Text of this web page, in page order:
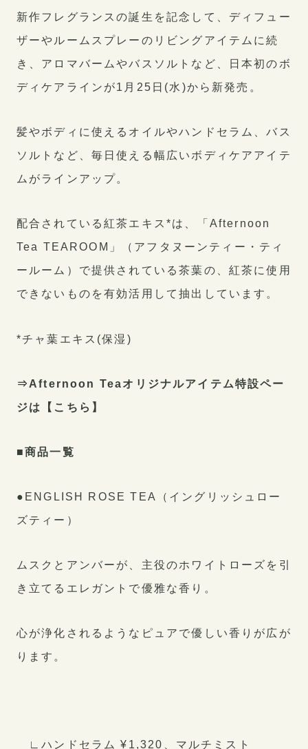
新作フレグランスの誕生を記念して、ディフュー
ザーやルームスプレーのリビングアイテムに続
き、アロマバームやバスソルトなど、日本初のボ
ディケアラインが1月25日(水)から新発売。
髪やボディに使えるオイルやハンドセラム、バス
ソルトなど、毎日使える幅広いボディケアアイテ
ムがラインアップ。
配合されている紅茶エキス*は、「Afternoon
Tea TEAROOM」（アフタヌーンティー・ティ
ールーム）で提供されている茶葉の、紅茶に使用
できないものを有効活用して抽出しています。
*チャ葉エキス(保湿)
⇒Afternoon Teaオリジナルアイテム特設ペー
ジは【 こちら 】
■商品一覧
●ENGLISH ROSE TEA（イングリッシュロー
ズティー）
ムスクとアンバーが、主役のホワイトローズを引
き立てるエレガントで優雅な香り。
心が浄化されるようなピュアで優しい香りが広が
ります。
∟ハンドセラム ¥1,320、マルチミスト